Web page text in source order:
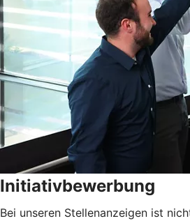
Initiativbewerbung
Bei unseren Stellenanzeigen ist